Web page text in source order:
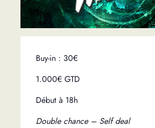
Buy-in : 30€
1.000€ GTD
Début à 18h
Double chance – Self deal